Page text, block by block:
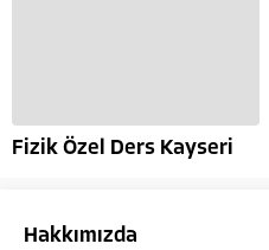
Fizik Özel Ders Kayseri
Hakkımızda